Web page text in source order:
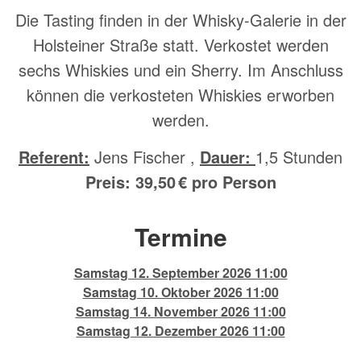
Die Tasting finden in der Whisky-Galerie in der
Holsteiner Straße statt. Verkostet werden
sechs Whiskies und ein Sherry. Im Anschluss
können die verkosteten Whiskies erworben
werden.
Referent: Jens Fischer , Dauer: 1,5 Stunden
Preis: 39,50 € pro Person
Termine
Samstag 12. September 2026 11:00
Samstag 10. Oktober 2026 11:00
Samstag 14. November 2026 11:00
Samstag 12. Dezember 2026 11:00